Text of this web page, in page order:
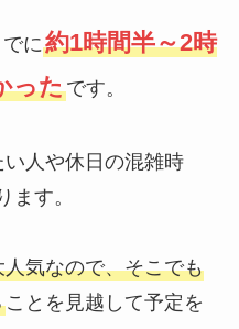
に約1時間半～2時
ったです。
人や休日の混雑時
ます。
気なので、そこでも
ことを見越して予定を